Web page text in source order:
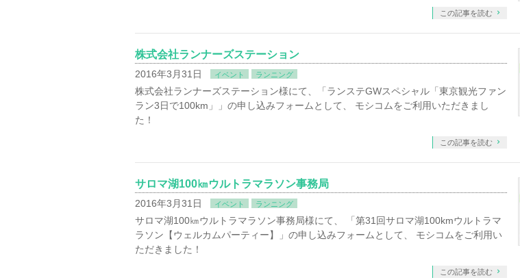
この記事を読む
株式会社ランナーズステーション
2016年3月31日 イベント ランニング
株式会社ランナーズステーション様にて、「ランステGWスペシャル「東京観光ファン
ラン3日で100km」」の申し込みフォームとして、 モシコムをご利用いただきまし
た！
この記事を読む
サロマ湖100㎞ウルトラマラソン事務局
2016年3月31日 イベント ランニング
サロマ湖100㎞ウルトラマラソン事務局様にて、 「第31回サロマ湖100kmウルトラマ
ラソン【ウェルカムパーティー】」の申し込みフォームとして、 モシコムをご利用い
ただきました！
この記事を読む